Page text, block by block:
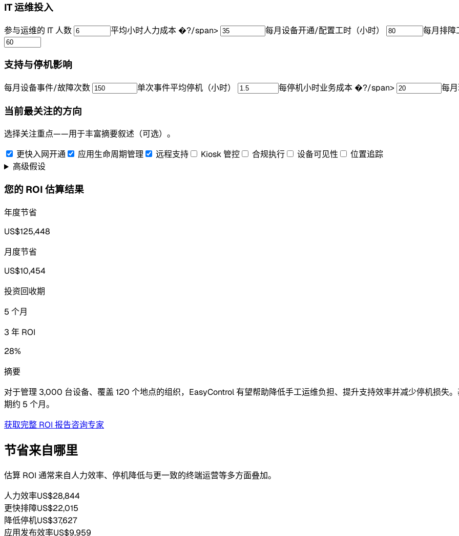
IT 运维投入
参与运维的 IT 人数 平均小时人力成本 �?/span> 每月设备开通/配置工时（小时） 每月排障
支持与停机影响
每月设备事件/故障次数 单次事件平均停机（小时） 每停机小时业务成本 �?/span> 每
当前最关注的方向
选择关注重点——用于丰富摘要叙述（可选）。
更快入网开通
应用生命周期管理 远程支持 Kiosk 管控 合规执行 设备可见性
位置追踪
高级假设
您的 ROI 估算结果
年度节省
US$125,448
月度节省
US$10,454
投资回收期
5 个月
3 年 ROI
28%
摘要
对于管理 3,000 台设备、覆盖 120 个地点的组织，EasyControl 有望帮助降低手工运维负担、提升支持效率并减少停机损失
期约 5 个月。
获取完整 ROI 报告咨询专家
节省来自哪里
估算 ROI 通常来自人力效率、停机降低与更一致的终端运营等多方面叠加。
人力效率US$28,844
更快排障US$22,015
降低停机US$37,627
应用发布效率US$9,959